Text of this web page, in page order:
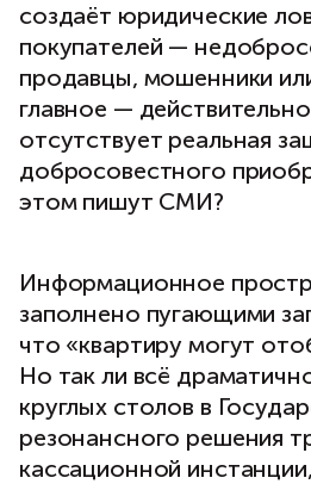
создаёт юридические
покупателей —
продавцы, мошенники
главное —
отсутствует реальная
добросовестного
этом пишут СМИ?
Информационное
заполнено пугающими
что «квартиру могут
Но так ли всё
круглых столов в
резонансного решения
кассационной